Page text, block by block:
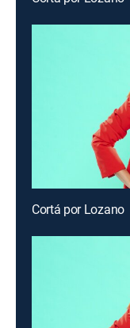
Cortá por Lozano